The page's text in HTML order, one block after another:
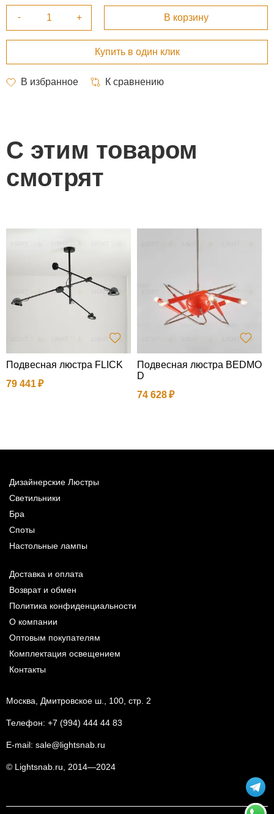
С этим товаром
смотрят
Подвесная люстра FLICK
79 441
Подвесная люстра BEDMO
D
74 628
Дизайнерские Люстры
Светильники
Бра
Споты
Настольные лампы
Доставка и оплата
Возврат и обмен
Политика конфиденциальности
О компании
Оптовым покупателям
Комплектация освещением
Контакты
Москва, Дмитровское ш., 100, стр. 2
Телефон: +7 (994) 444 44 83
E-mail: sale@lightsnab.ru
© Lightsnab.ru, 2014—2024